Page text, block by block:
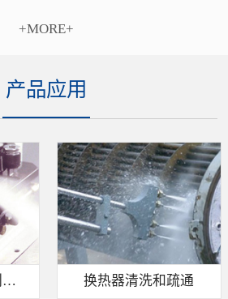
+MORE+
产品应用
零部件高压去毛刺清洗 换热器清洗和疏通